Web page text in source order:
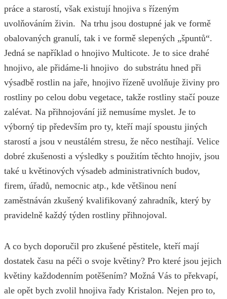
práce a starostí, však existují hnojiva s řízeným
uvolňováním živin. Na trhu jsou dostupné jak ve formě
obalovaných granulí, tak i ve formě slepených „špuntů“.
Jedná se například o hnojivo Multicote. Je to sice drahé
hnojivo, ale přidáme-li hnojivo do substrátu hned při
výsadbě rostlin na jaře, hnojivo řízeně uvolňuje živiny pro
rostliny po celou dobu vegetace, takže rostliny stačí pouze
zalévat. Na přihnojování již nemusíme myslet. Je to
výborný tip především pro ty, kteří mají spoustu jiných
starostí a jsou v neustálém stresu, že něco nestíhají. Velice
dobré zkušenosti a výsledky s použitím těchto hnojiv, jsou
také u květinových výsadeb administrativních budov,
firem, úřadů, nemocnic atp., kde většinou není
zaměstnáván zkušený kvalifikovaný zahradník, který by
pravidelně každý týden rostliny přihnojoval.
A co bych doporučil pro zkušené pěstitele, kteří mají
dostatek času na péči o svoje květiny? Pro které jsou jejich
květiny každodenním potěšením? Možná Vás to překvapí,
ale opět bych zvolil hnojiva řady Kristalon. Nejen pro to,